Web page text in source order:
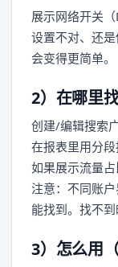
展示网络开关
设置不对、还
会变得更简单。
2）在哪里
创建/编辑搜索
在报表里用分
如果展示流量占
注意：不同账
能找到。找不
3）怎么用